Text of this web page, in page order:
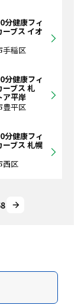
分健康フィ
ブス イオ
手稲区
分健康フィ
ブス 札
ア平岸
豊平区
分健康フィ
ブス 札幌
西区